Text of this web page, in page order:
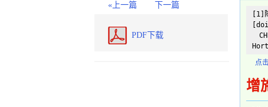
«上一篇 下一篇
PDF下载
[1]
点
增